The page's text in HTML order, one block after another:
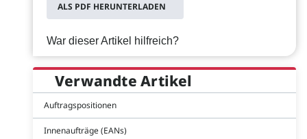
ALS PDF HERUNTERLADEN
War dieser Artikel hilfreich?
Verwandte Artikel
Auftragspositionen
Innenaufträge (EANs)